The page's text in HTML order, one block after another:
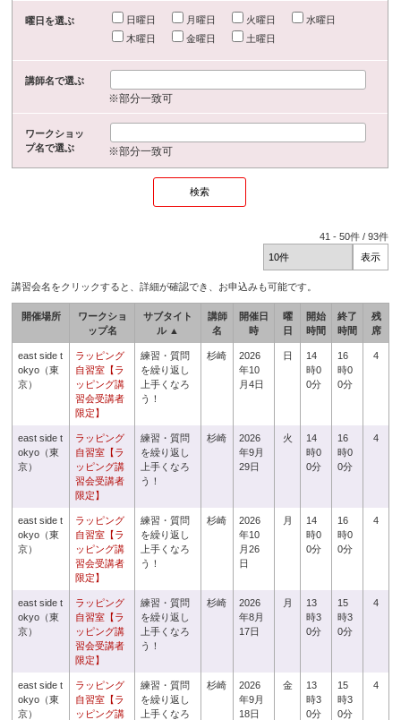
曜日を選ぶ 日曜日 月曜日 火曜日
水曜日
木曜日
金曜日 土曜日
講師名で選ぶ
※部分一致可
ワークショッ
プ名で選ぶ
※部分一致可
41 -50件 /93件
講習会名をクリックすると、詳細が確認でき、お申込みも可能です。
開催場所
ワークショ
ップ名
サブタイト
ル ▲
講師
名
開催日
時
曜
日
開始
時間
終了
時間
残
席
east side t
okyo（東
京）
ラッピング
自習室【ラ
ッピング講
習会受講者
限定】
練習・質問
を繰り返し
上手くなろ
う！
杉崎
2026
年10
月4日
日
14
時0
0分
16
時0
0分
4
east side t
okyo（東
京）
ラッピング
自習室【ラ
ッピング講
習会受講者
限定】
練習・質問
を繰り返し
上手くなろ
う！
杉崎
2026
年9月
29日
火
14
時0
0分
16
時0
0分
4
east side t
okyo（東
京）
ラッピング
自習室【ラ
ッピング講
習会受講者
限定】
練習・質問
を繰り返し
上手くなろ
う！
杉崎
2026
年10
月26
日
月
14
時0
0分
16
時0
0分
4
east side t
okyo（東
京）
ラッピング
自習室【ラ
ッピング講
習会受講者
限定】
練習・質問
を繰り返し
上手くなろ
う！
杉崎
2026
年8月
17日
月
13
時3
0分
15
時3
0分
4
east side t
okyo（東
京）
ラッピング
自習室【ラ
ッピング講
練習・質問
を繰り返し
上手くなろ
杉崎
2026
年9月
18日
金
13
時3
0分
15
時3
0分
4